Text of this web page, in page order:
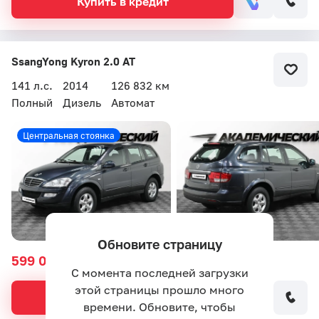
SsangYong Kyron 2.0 AT
141 л.с.
2014
126 832 км
Полный
Дизель Автомат
599 000 ₽
Центральная стоянка
Купить в кредит
Обновите страницу
С момента последней загрузки
этой страницы прошло много
времени. Обновите, чтобы